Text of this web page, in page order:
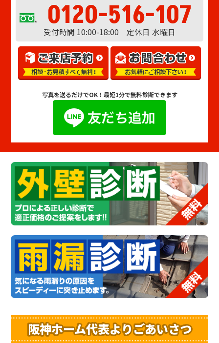
0120-516-107
受付時間 10:00-18:00 定休日 水曜日
写真を送るだけでOK！ 最短1分で無料診断できます
阪神ホーム代表よりごあいさつ